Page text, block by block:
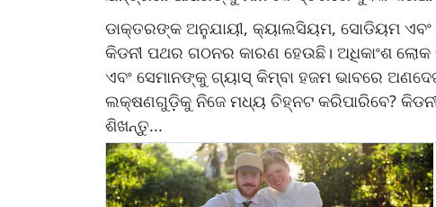
ଡାକ୍ତରଙ୍କ ଅନୁଯାୟୀ, କ୍ୟାଲସିୟମ, ସୋଡିୟମ ଏବଂ
କିଡନୀ ପଥର ଗଠନର କାରଣ ହେଉଛି। ଅଧିକାଂଶ
ଏବଂ ସେମାନଙ୍କୁ ଗ୍ୟାସ୍ କିମ୍ବା ହଜମ ଭାବରେ
ଲକ୍ଷଣଗୁଡ଼ିକୁ ନିଜେ ମଧ୍ୟ ଚିହ୍ନଟ କରିପାରିବେ?
ଶିଖନ୍ତୁ...